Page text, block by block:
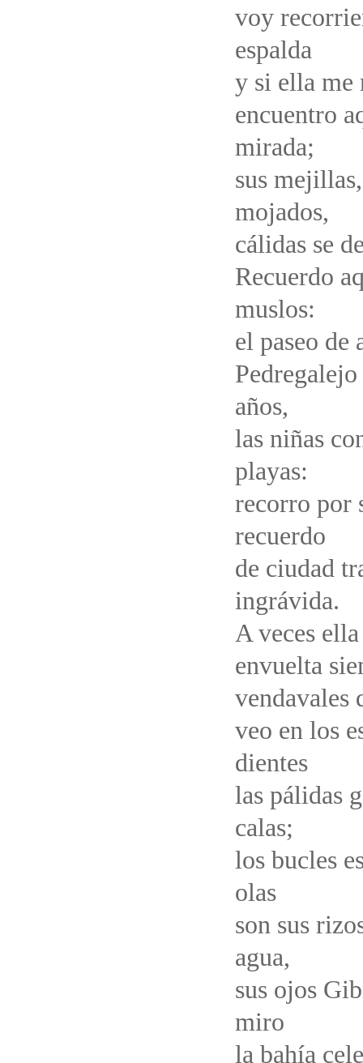
voy
espalda
y si ella me
encuentro
mirada;
sus
mojados,
cálidas se
Recuerdo
muslos:
el paseo de
años,
las niñas
playas:
recorro por
recuerdo
de ciudad
ingrávida.
A veces
envuelta
vendavales
veo en los
dientes
las pálidas
calas;
los bucles
olas
son sus
agua,
sus ojos
miro
la bahía